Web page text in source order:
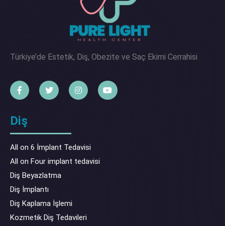
Türkiye’de Estetik, Diş, Obezite ve Saç Ekimi Cerrahisi
Diş
All on 6 İmplant Tedavisi
All on Four implant tedavisi
Diş Beyazlatma
Diş İmplantı
Diş Kaplama İşlemi
Kozmetik Diş Tedavileri